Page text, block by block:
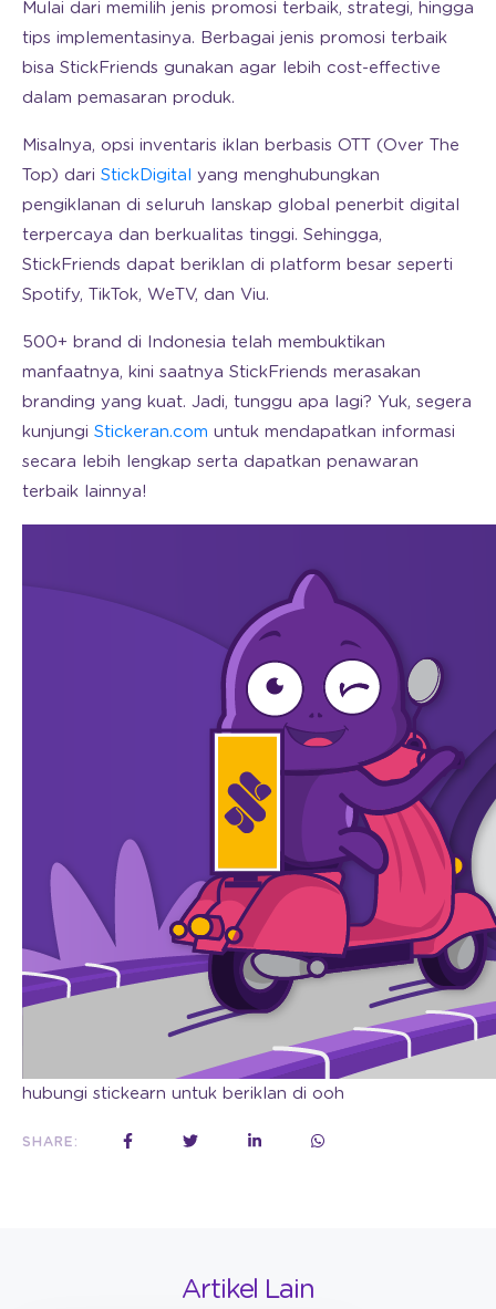
Mulai dari memilih jenis promosi terbaik, strategi, hingga
tips implementasinya. Berbagai jenis promosi terbaik
bisa StickFriends gunakan agar lebih cost-effective
dalam pemasaran produk.
Misalnya, opsi inventaris iklan berbasis OTT (Over The
Top) dari StickDigital yang menghubungkan
pengiklanan di seluruh lanskap global penerbit digital
terpercaya dan berkualitas tinggi. Sehingga,
StickFriends dapat beriklan di platform besar seperti
Spotify, TikTok, WeTV, dan Viu.
500+ brand di Indonesia telah membuktikan
manfaatnya, kini saatnya StickFriends merasakan
branding yang kuat. Jadi, tunggu apa lagi? Yuk, segera
kunjungi Stickeran.com untuk mendapatkan informasi
secara lebih lengkap serta dapatkan penawaran
terbaik lainnya!
hubungi stickearn untuk beriklan di ooh
SHARE:
Artikel Lain